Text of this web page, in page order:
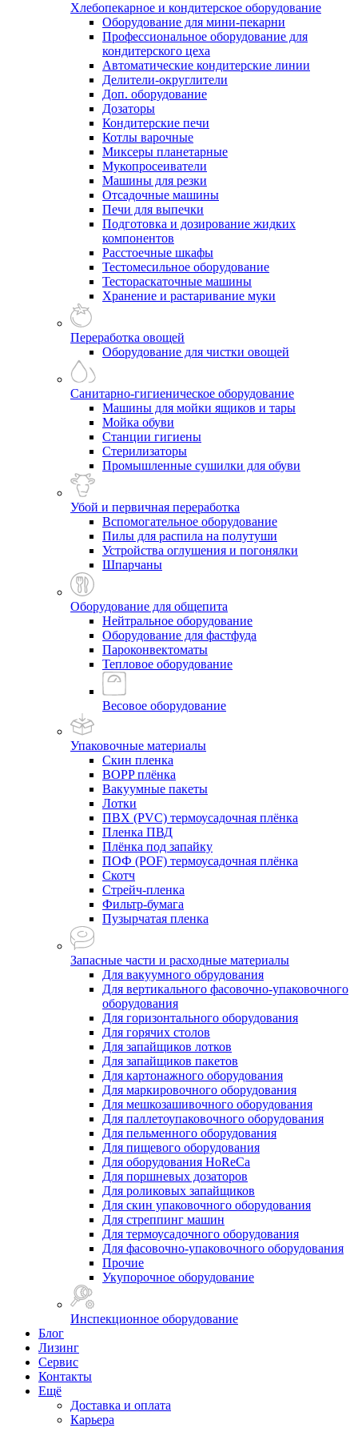
Хлебопекарное и кондитерское оборудование
Оборудование для мини-пекарни
Профессиональное оборудование для
кондитерского цеха
Автоматические кондитерские линии
Делители-округлители
Доп. оборудование
Дозаторы
Кондитерские печи
Котлы варочные
Миксеры планетарные
Мукопросеиватели
Машины для резки
Отсадочные машины
Печи для выпечки
Подготовка и дозирование жидких
компонентов
Расстоечные шкафы
Тестомесильное оборудование
Тестораскаточные машины
Хранение и растаривание муки
Переработка овощей
Оборудование для чистки овощей
Санитарно-гигиеническое оборудование
Машины для мойки ящиков и тары
Мойка обуви
Станции гигиены
Стерилизаторы
Промышленные сушилки для обуви
Убой и первичная переработка
Вспомогательное оборудование
Пилы для распила на полутуши
Устройства оглушения и погонялки
Шпарчаны
Оборудование для общепита
Нейтральное оборудование
Оборудование для фастфуда
Пароконвектоматы
Тепловое оборудование
Весовое оборудование
Упаковочные материалы
Скин пленка
BOPP плёнка
Вакуумные пакеты
Лотки
ПВХ (PVC) термоусадочная плёнка
Пленка ПВД
Плёнка под запайку
ПОФ (POF) термоусадочная плёнка
Скотч
Стрейч-пленка
Фильтр-бумага
Пузырчатая пленка
Запасные части и расходные материалы
Для вакуумного обрудования
Для вертикального фасовочно-упаковочного
оборудования
Для горизонтального оборудования
Для горячих столов
Для запайщиков лотков
Для запайщиков пакетов
Для картонажного оборудования
Для маркировочного оборудования
Для мешкозашивочного оборудования
Для паллетоупаковочного оборудования
Для пельменного оборудования
Для пищевого оборудования
Для оборудования HoReCa
Для поршневых дозаторов
Для роликовых запайщиков
Для скин упаковочного оборудования
Для стреппинг машин
Для термоусадочного оборудования
Для фасовочно-упаковочного оборудования
Прочие
Укупорочное оборудование
Инспекционное оборудование
Блог
Лизинг
Сервис
Контакты
Ещё
Доставка и оплата
Карьера